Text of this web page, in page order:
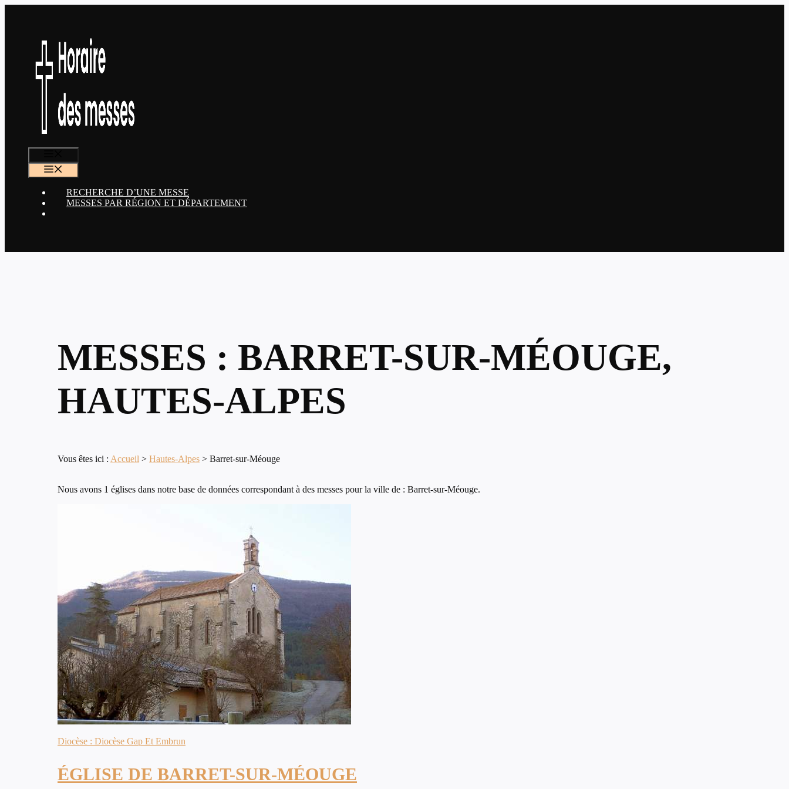
RECHERCHE D’UNE MESSE
MESSES PAR RÉGION ET DÉPARTEMENT
MESSES : BARRET-SUR-MÉOUGE,
HAUTES-ALPES
Vous êtes ici : Accueil > Hautes-Alpes > Barret-sur-Méouge
Nous avons 1 églises dans notre base de données correspondant à des messes pour la ville de : Barret-sur-Méouge.
Diocèse : Diocèse Gap Et Embrun
ÉGLISE DE BARRET-SUR-MÉOUGE